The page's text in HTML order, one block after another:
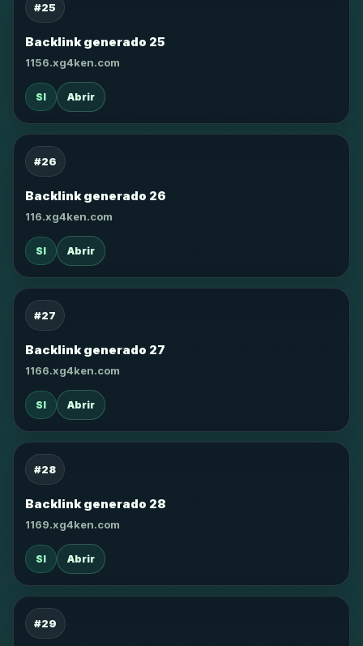
#25
Backlink generado 25
1156.xg4ken.com
SI Abrir
#26
Backlink generado 26
116.xg4ken.com
SI Abrir
#27
Backlink generado 27
1166.xg4ken.com
SI Abrir
#28
Backlink generado 28
1169.xg4ken.com
SI Abrir
#29